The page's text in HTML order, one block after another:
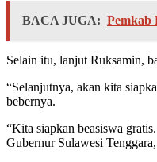
BACA JUGA: Pemkab
Selain itu, lanjut Ruksamin,
“Selanjutnya, akan kita
bebernya.
“Kita siapkan beasiswa
Gubernur Sulawesi